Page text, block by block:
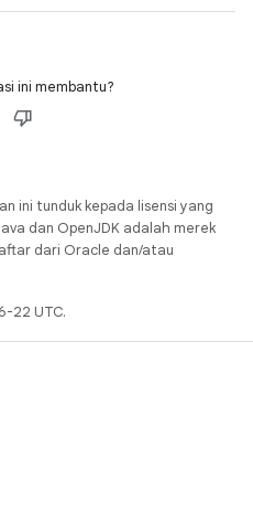
ini membantu?
ini tunduk kepada lisensi yang
dan OpenJDK adalah merek
dari Oracle dan/atau
22 UTC.